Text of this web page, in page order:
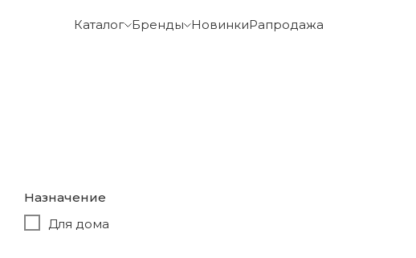
Каталог Бренды НовинкиРапродажа
Назначение
Для дома